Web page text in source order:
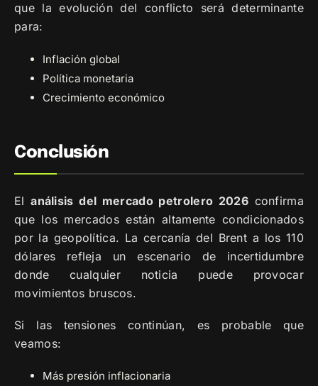
que la evolución del conflicto será determinante
para:
Inflación global
Política monetaria
Crecimiento económico
Conclusión
Elanálisis del mercado petrolero 2026confirma
que los mercados están altamente condicionados
por la geopolítica. La cercanía del Brent a los 110
dólares refleja un escenario de incertidumbre
donde cualquier noticia puede provocar
movimientos bruscos.
Si las tensiones continúan, es probable que
veamos:
Más presión inflacionaria